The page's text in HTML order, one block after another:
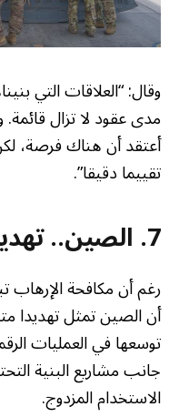
وقال: “العلاقات التي
مدى عقود لا تزال
أعتقد أن هناك فرصة،
تقييما دقيقا”.
7. الصين.. تهديد متنام
رغم أن مكافحة الإرهاب
أن الصين تمثل تهديدا
توسعها في العمليات
جانب مشاريع البنية
الاستخدام المزدوج.